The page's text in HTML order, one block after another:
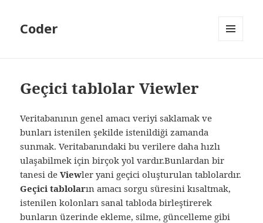
Coder
Geçici tablolar Viewler
Veritabanının genel amacı veriyi saklamak ve
bunları istenilen şekilde istenildiği zamanda
sunmak. Veritabanındaki bu verilere daha hızlı
ulaşabilmek için birçok yol vardır.Bunlardan bir
tanesi deViewler yani geçici oluşturulan tablolardır.
Geçici tabloların amacı sorgu süresini kısaltmak,
istenilen kolonları sanal tabloda birleştirerek
bunların üzerinde ekleme, silme, güncelleme gibi